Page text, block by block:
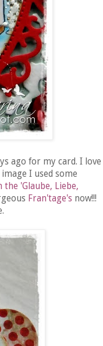
ago for my card. I love
I used some
'Glaube, Liebe,
Fran'tage's now!!!